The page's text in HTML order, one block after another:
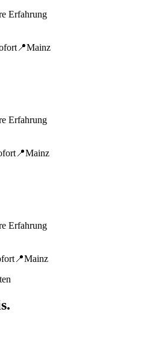
Erfahrung
📍Mainz
Erfahrung
📍Mainz
Erfahrung
📍Mainz